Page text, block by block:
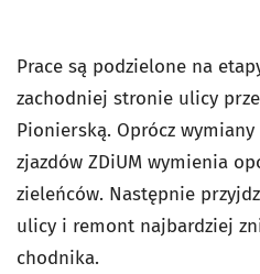
Prace są podzielone na
zachodniej stronie ulicy
Pionierską. Oprócz
zjazdów ZDiUM wymienia
zieleńców. Następnie
ulicy i remont najbardziej
chodnika.